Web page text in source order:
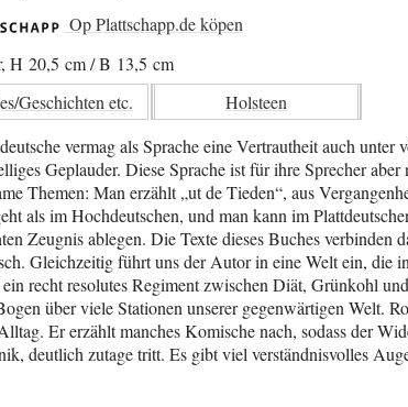
Op Plattschapp.de köpen
H 20,5 cm / B 13,5 cm
Geschichten etc.
Holsteen
vermag als Sprache eine Vertrautheit auch
Geplauder. Diese Sprache ist für ihre Sprecher
Themen: Man erzählt „ut de Tieden“, aus
als im Hochdeutschen, und man kann im
Zeugnis ablegen. Die Texte dieses Buches verbinden
Gleichzeitig führt uns der Autor in eine Welt ein, die
recht resolutes Regiment zwischen Diät, Grünkohl
über viele Stationen unserer gegenwärtigen Welt.
Er erzählt manches Komische nach, sodass der
deutlich zutage tritt. Es gibt viel verständnisvolles